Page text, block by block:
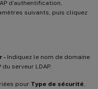
d’authentification,
suivants, puis cliquez
– Indiquez le nom de domaine
serveur LDAP.
pour Type de sécurité